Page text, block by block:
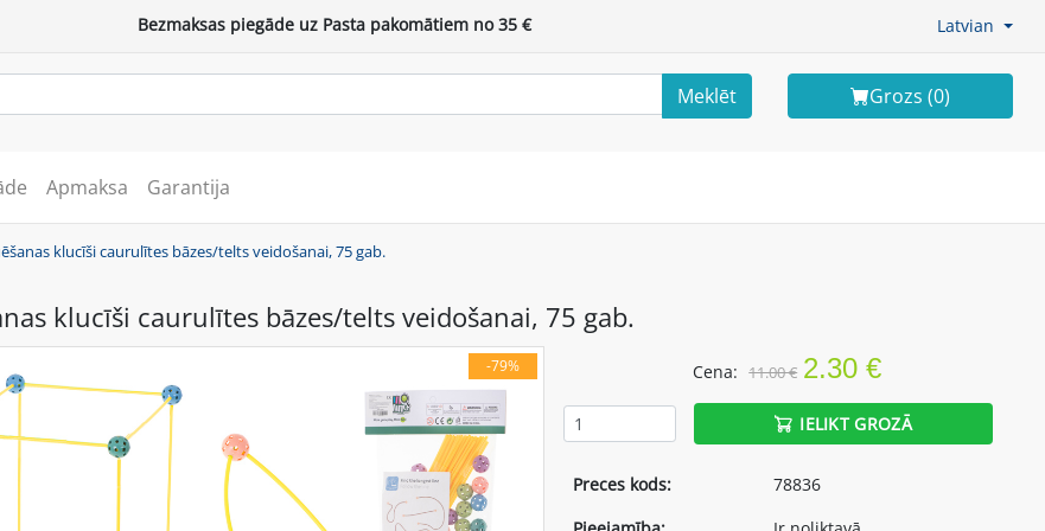
Bezmaksas piegāde uz Pasta pakomātiem no 35 € Latvian
Meklēt Grozs (0)
Apmaksa Garantija
klucīši caurulītes bāzes/telts veidošanai, 75 gab.
klucīši caurulītes bāzes/telts veidošanai, 75 gab.
-79% Cena: 11.00 € 2.30 €
IELIKT GROZĀ
Preces kods:
78836